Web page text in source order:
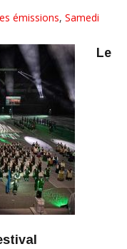
émissions, Samedi
Le